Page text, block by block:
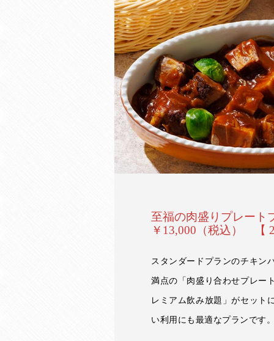
至福の肉盛りプレー
￥13,000（税込） 【 2
スタンダードプランのチキン
満点の「肉盛り合わせプレー
レミアム飲み放題」がセット
い利用にも最適なプランです。